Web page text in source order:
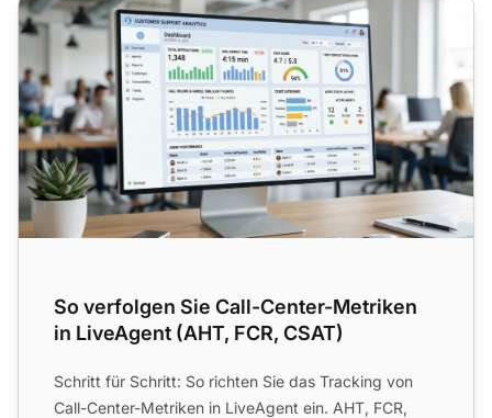
So verfolgen Sie Call-Center-Metriken
in LiveAgent (AHT, FCR, CSAT)
Schritt für Schritt: So richten Sie das Tracking von
Call-Center-Metriken in LiveAgent ein. AHT, FCR,